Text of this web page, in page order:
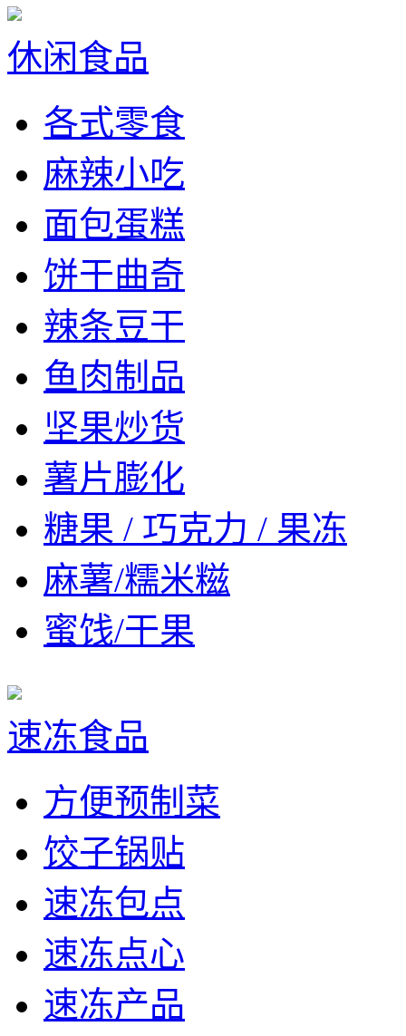
休闲食品
各式零食
麻辣小吃
面包蛋糕
饼干曲奇
辣条豆干
鱼肉制品
坚果炒货
薯片膨化
糖果 / 巧克力 / 果冻
麻薯/糯米糍
蜜饯/干果
速冻食品
方便预制菜
饺子锅贴
速冻包点
速冻点心
速冻产品